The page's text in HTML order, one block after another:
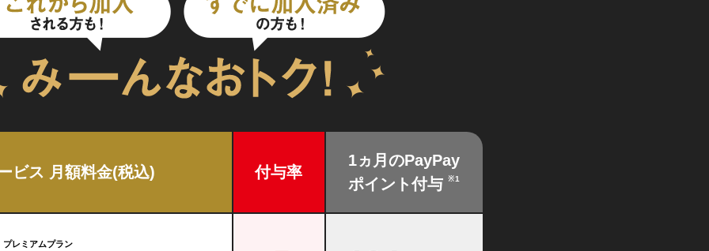
ビス 月額料金(税込) 付与率
1ヵ月のPayPay
ポイント付与 ※1
プレミアムプラン